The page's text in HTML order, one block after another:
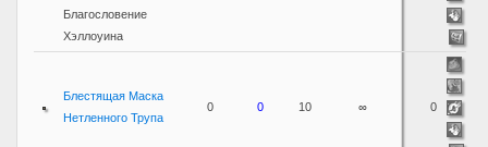
Благословение
Хэллоуина
Блестящая Маска
Нетленного Трупа
0 0 10 ∞ 0